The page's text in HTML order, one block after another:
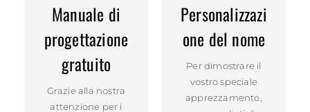
Manuale di
progettazione
gratuito
Grazie alla nostra
attenzione per i
Personalizzazi
one del nome
Per dimostrare il
vostro speciale
apprezzamento,